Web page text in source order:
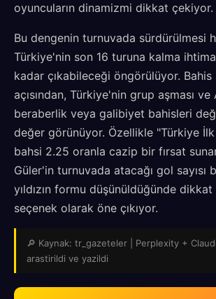
oyuncuların dinamizmi dikkat çekiyor.
Bu dengenin turnuvada sürdürülmesi
Türkiye'nin son 16 turuna kalma
kadar çıkabileceği öngörülüyor.
açısından, Türkiye'nin grup aşması ve
beraberlik veya galibiyet bahisleri
değer görünüyor. Özellikle "Türkiye İlk
bahsi 2.25 oranla cazip bir fırsat
Güler'in turnuvada atacağı gol sayısı
yıldızın formu düşünüldüğünde
seçenek olarak öne çıkıyor.
🔎 Kaynak: tr_gazeteler | Perplexity +
arastirildi ve yazildi